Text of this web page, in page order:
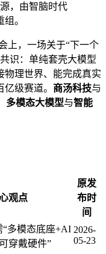
，由智脑时代
。
上，一场关于“下一个
识：单纯套壳大模型
物理世界、能完成真实
级赛道。 商汤科技与
多模态大模型与智能
观点
原发
布时
间
“多模态底座+AI
穿戴硬件”
2026-
05-23